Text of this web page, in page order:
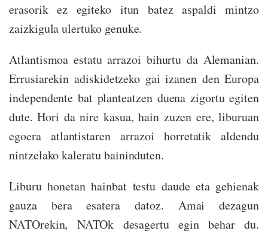
erasorik ez egiteko itun batez aspaldi mintzo
zaizkigula ulertuko genuke.
Atlantismoa estatu arrazoi bihurtu da Alemanian.
Errusiarekin adiskidetzeko gai izanen den Europa
independente bat planteatzen duena zigortu egiten
dute. Hori da nire kasua, hain zuzen ere, liburuan
egoera atlantistaren arrazoi horretatik aldendu
nintzelako kaleratu baininduten.
Liburu honetan hainbat testu daude eta gehienak
gauza bera esatera datoz. Amai dezagun
NATOrekin, NATOk desagertu egin behar du.